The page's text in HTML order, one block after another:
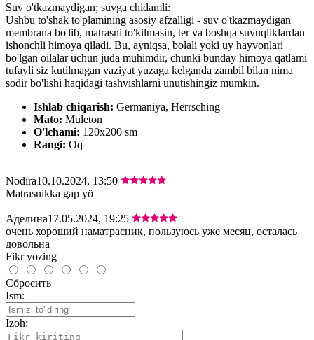
Suv o'tkazmaydigan; suvga chidamli:
Ushbu to'shak to'plamining asosiy afzalligi - suv o'tkazmaydigan
membrana bo'lib, matrasni to'kilmasin, ter va boshqa suyuqliklardan
ishonchli himoya qiladi. Bu, ayniqsa, bolali yoki uy hayvonlari
bo'lgan oilalar uchun juda muhimdir, chunki bunday himoya qatlami
tufayli siz kutilmagan vaziyat yuzaga kelganda zambil bilan nima
sodir bo'lishi haqidagi tashvishlarni unutishingiz mumkin.
Ishlab chiqarish: Germaniya, Herrsching
Mato: Muleton
O'lchami: 120х200 sm
Rangi: Oq
Nodira10.10.2024, 13:50
Matrasnikka gap yö
Аделина17.05.2024, 19:25
очень хороший наматрасник, пользуюсь уже месяц, осталась
довольна
Fikr yozing
Сбросить
Ism:
Izoh: